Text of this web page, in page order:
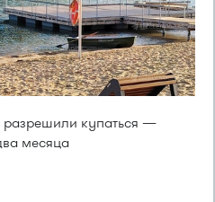
купаться —
месяца